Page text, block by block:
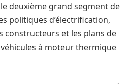
deuxième grand segment de
politiques d’électrification,
constructeurs et les plans de
à moteur thermique